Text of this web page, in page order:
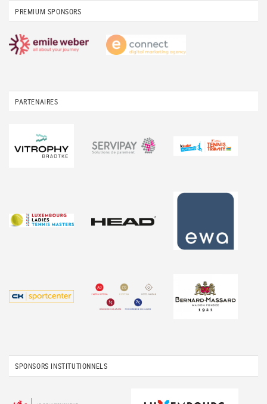
PREMIUM SPONSORS
PARTENAIRES
SPONSORS INSTITUTIONNELS